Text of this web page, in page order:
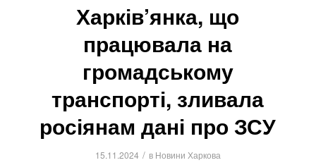
Харків’янка, що
працювала на
громадському
транспорті, зливала
росіянам дані про ЗСУ
15.11.2024 / в Новини Харкова